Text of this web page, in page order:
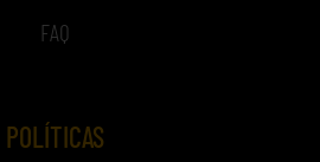
FAQ
POLÍTICAS